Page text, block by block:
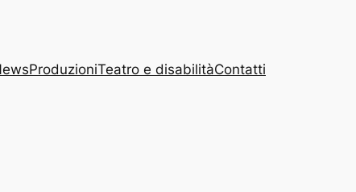
ProduzioniTeatro e disabilitàContatti